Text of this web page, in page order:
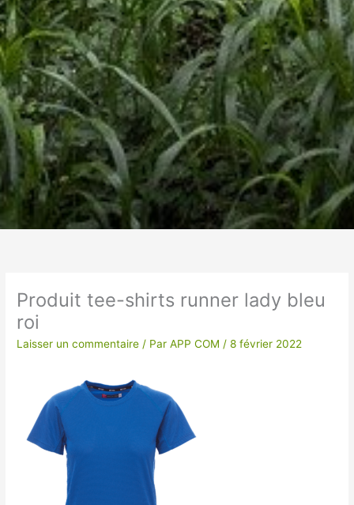
VÊTEMENTS ET OBJETS À
QUALITE OPTIMALE ou IMPRESSION SUR
Produit tee-shirts runner lady bleu
roi
Laisser un commentaire / ParAPP COM/8 février 2022